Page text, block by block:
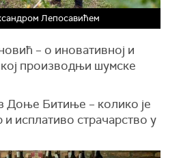
Лепосавићем
– о иновативној и
производњи шумске
Доње Битиње – колико је
исплативо страчарство у